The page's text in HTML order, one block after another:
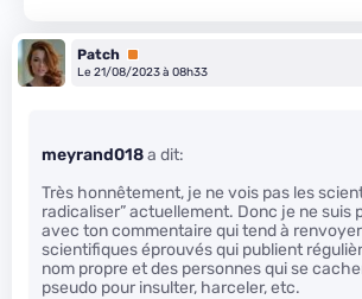
Patch Premium
Le 21/08/2023 à 08h33
meyrand018a dit:
Très honnêtement, je ne vois pas les
radicaliser” actuellement. Donc je ne suis
avec ton commentaire qui tend à
scientifiques éprouvés qui publient
nom propre et des personnes qui se
pseudo pour insulter, harceler, etc.